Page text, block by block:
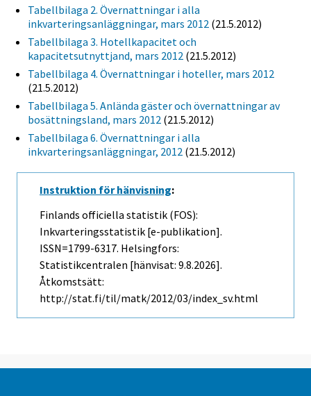
Tabellbilaga 2. Övernattningar i alla
inkvarteringsanläggningar, mars 2012 (21.5.2012)
Tabellbilaga 3. Hotellkapacitet och
kapacitetsutnyttjand, mars 2012 (21.5.2012)
Tabellbilaga 4. Övernattningar i hoteller, mars 2012
(21.5.2012)
Tabellbilaga 5. Anlända gäster och övernattningar av
bosättningsland, mars 2012 (21.5.2012)
Tabellbilaga 6. Övernattningar i alla
inkvarteringsanläggningar, 2012 (21.5.2012)
Instruktion för hänvisning:
Finlands officiella statistik (FOS):
Inkvarteringsstatistik [e-publikation].
ISSN=1799-6317. Helsingfors:
Statistikcentralen [hänvisat: 9.8.2026].
Åtkomstsätt:
http://stat.fi/til/matk/2012/03/index_sv.html